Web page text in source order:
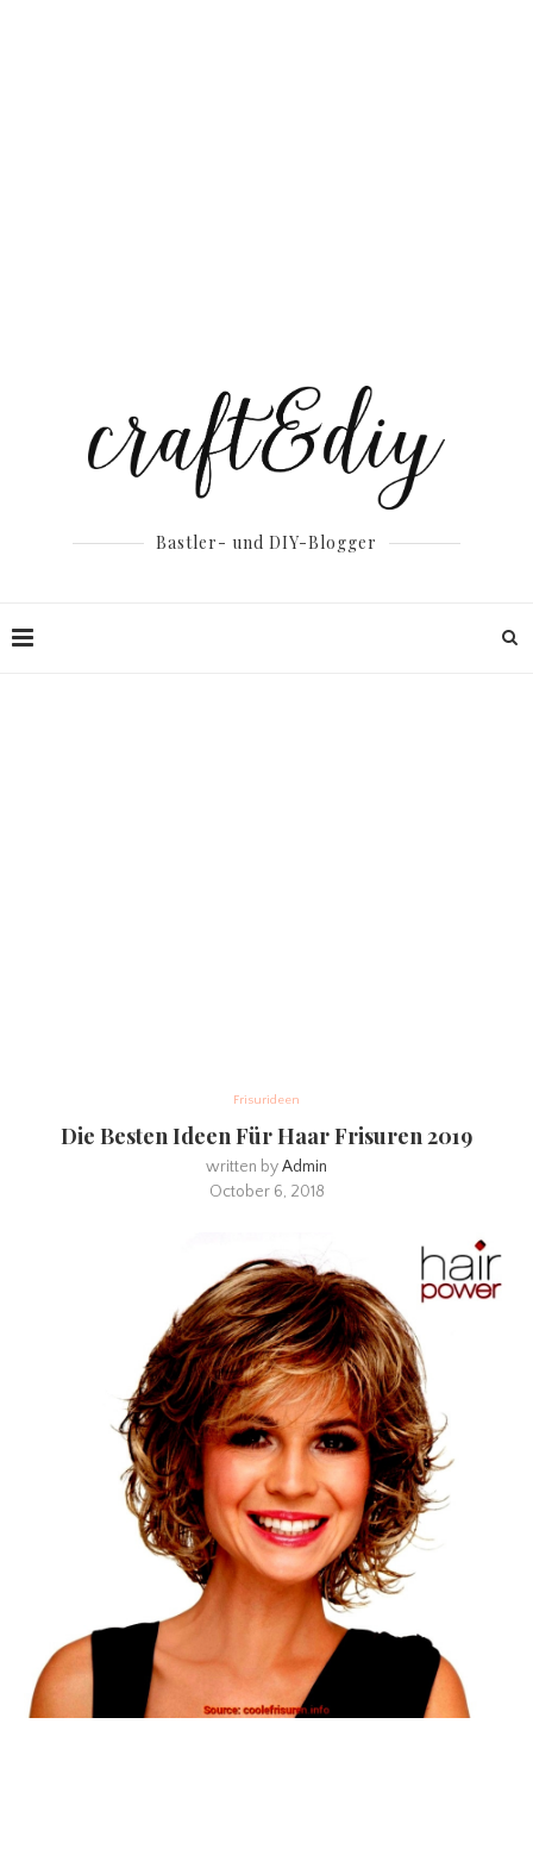
Bastler- und DIY-Blogger
Frisurideen
Die Besten Ideen Für Haar Frisuren 2019
written byAdmin
October 6, 2018